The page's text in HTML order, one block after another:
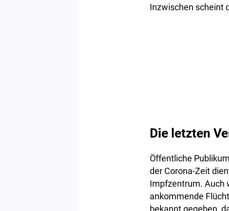
Inzwischen scheint
Die letzten
Öffentliche
der Corona-Zeit
Impfzentrum. Auch
ankommende